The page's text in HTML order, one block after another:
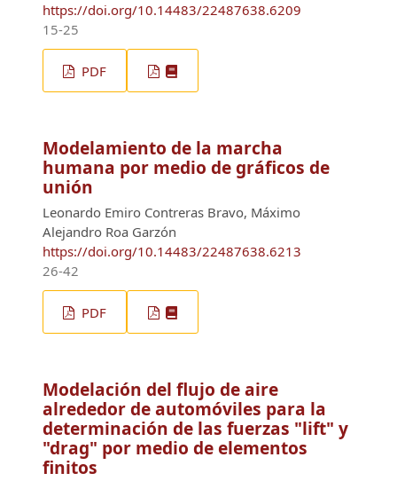
https://doi.org/10.14483/22487638.6209
15-25
PDF
Modelamiento de la marcha
humana por medio de gráficos de
unión
Leonardo Emiro Contreras Bravo, Máximo
Alejandro Roa Garzón
https://doi.org/10.14483/22487638.6213
26-42
PDF
Modelación del flujo de aire
alrededor de automóviles para la
determinación de las fuerzas "lift" y
"drag" por medio de elementos
finitos